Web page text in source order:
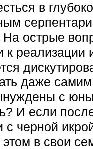
в
острые
к реализации
даже
с
И если
с черной
в свои